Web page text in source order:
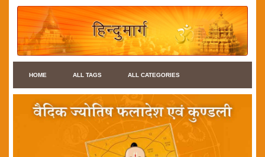
HOME ALL TAGS ALL CATEGORIES